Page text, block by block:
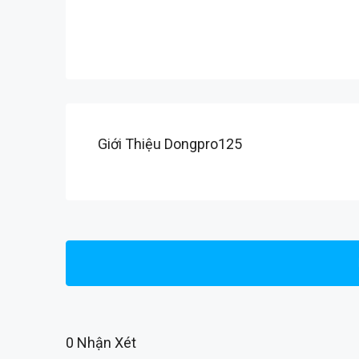
Giới Thiệu Dongpro125
0 Nhận Xét